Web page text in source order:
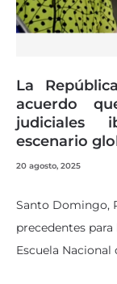
La
acuerdo
judiciales
escenario
20 agosto, 2025
Santo Domingo,
precedentes
Escuela Nacional